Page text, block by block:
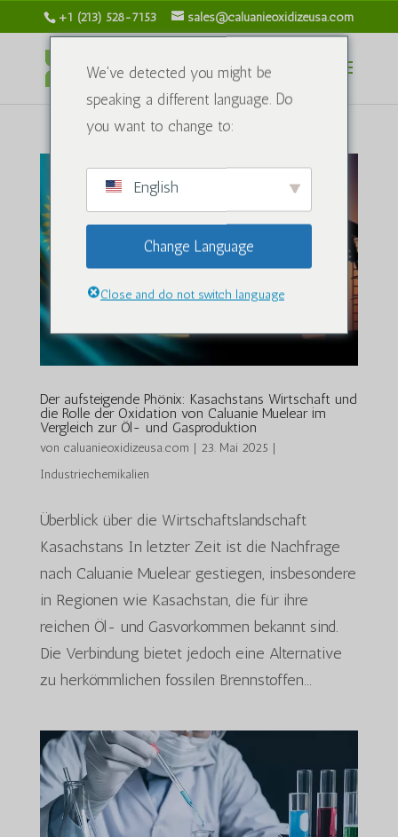
+1 (213) 528-7153 sales@caluanieoxidizeusa.com
Der aufsteigende Phönix: Kasachstans Wirtschaft und
die Rolle der Oxidation von Caluanie Muelear im
Vergleich zur Öl- und Gasproduktion
von caluanieoxidizeusa.com | 23. Mai 2025 |
Industriechemikalien
Überblick über die Wirtschaftslandschaft
Kasachstans In letzter Zeit ist die Nachfrage
nach Caluanie Muelear gestiegen, insbesondere
in Regionen wie Kasachstan, die für ihre
reichen Öl- und Gasvorkommen bekannt sind.
Die Verbindung bietet jedoch eine Alternative
zu herkömmlichen fossilen Brennstoffen...
We've detected you might be
speaking a different language. Do
you want to change to:
English
Change Language
Close and do not switch language